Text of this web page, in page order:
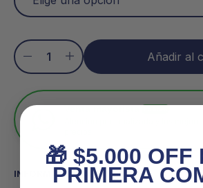
Añadir al
Venta mayorista
INFORMACIÓN ADICIONAL
🎁 $5.000 OFF
PRIMERA